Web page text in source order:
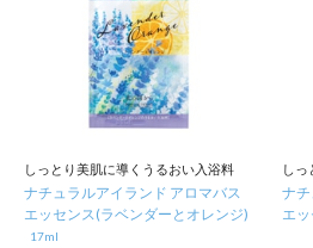
しっとり美肌に導くうるおい入浴料
ナチュラルアイランド アロマバス
エッセンス(ラベンダーとオレンジ)
17ml
しっ
ナ
エ